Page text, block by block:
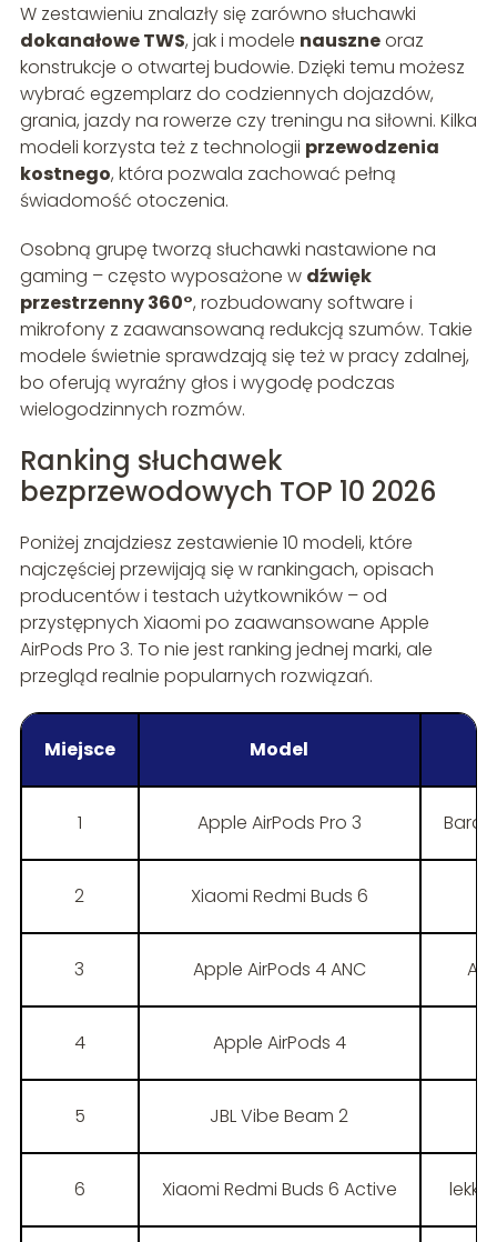
W zestawieniu znalazły się zarówno słuchawki
dokanałowe TWS, jak i modele nauszneoraz
konstrukcje o otwartej budowie. Dzięki temu możesz
wybrać egzemplarz do codziennych dojazdów,
grania, jazdy na rowerze czy treningu na siłowni. Kilka
modeli korzysta też z technologii przewodzenia
kostnego, która pozwala zachować pełną
świadomość otoczenia.
Osobną grupę tworzą słuchawki nastawione na
gaming – często wyposażone w dźwięk
przestrzenny 360°, rozbudowany software i
mikrofony z zaawansowaną redukcją szumów. Takie
modele świetnie sprawdzają się też w pracy zdalnej,
bo oferują wyraźny głos i wygodę podczas
wielogodzinnych rozmów.
Ranking słuchawek
bezprzewodowych TOP 10 2026
Poniżej znajdziesz zestawienie 10 modeli, które
najczęściej przewijają się w rankingach, opisach
producentów i testach użytkowników – od
przystępnych Xiaomi po zaawansowane Apple
AirPods Pro 3. To nie jest ranking jednej marki, ale
przegląd realnie popularnych rozwiązań.
Miejsce Model
1 Apple AirPods Pro 3
2 Xiaomi Redmi Buds 6
3 Apple AirPods 4 ANC
4 Apple AirPods 4
5 JBL Vibe Beam 2
6 Xiaomi Redmi Buds 6 Active lekka